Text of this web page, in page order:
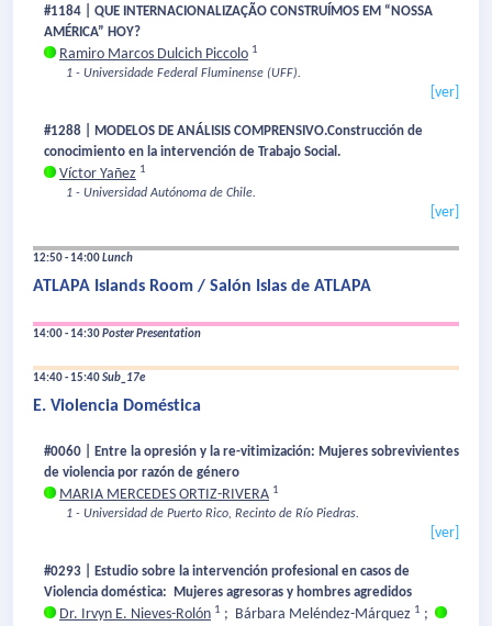
#1184 | QUE INTERNACIONALIZAÇÃO CONSTRUÍMOS EM “NOSSA
AMÉRICA” HOY?
Ramiro Marcos Dulcich Piccolo 1
1 - Universidade Federal Fluminense (UFF).
[ver]
#1288 | MODELOS DE ANÁLISIS COMPRENSIVO.Construcción de
conocimiento en la intervención de Trabajo Social.
Víctor Yañez 1
1 - Universidad Autónoma de Chile.
[ver]
12:50 - 14:00Lunch
ATLAPA Islands Room / Salón Islas de ATLAPA
14:00 - 14:30Poster Presentation
14:40 - 15:40Sub_17e
E. Violencia Doméstica
#0060 | Entre la opresión y la re-vitimización: Mujeres sobrevivientes
de violencia por razón de género
MARIA MERCEDES ORTIZ-RIVERA 1
1 - Universidad de Puerto Rico, Recinto de Río Piedras.
[ver]
#0293 | Estudio sobre la intervención profesional en casos de
Violencia doméstica: Mujeres agresoras y hombres agredidos
Dr. Irvyn E. Nieves-Rolón 1 ; Bárbara Meléndez-Márquez 1 ;